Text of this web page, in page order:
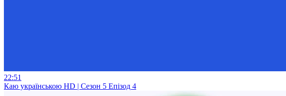
22:51
Каю українською HD | Сезон 5 Епізод 4